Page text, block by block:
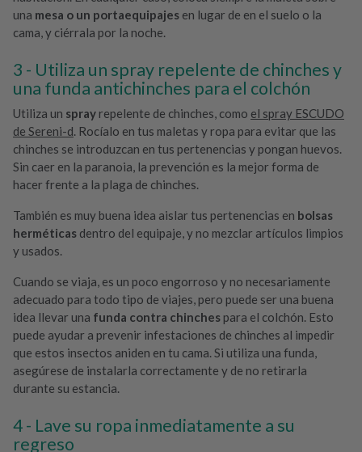
una mesa o un portaequipajes en lugar de en el suelo o la
cama, y ciérrala por la noche.
Utiliza un spray repelente de chinches y
una funda antichinches para el colchón
Utiliza un spray repelente de chinches, como el spray ESCUDO
de Sereni-d. Rocíalo en tus maletas y ropa para evitar que las
chinches se introduzcan en tus pertenencias y pongan huevos.
Sin caer en la paranoia, la prevención es la mejor forma de
hacer frente a la plaga de chinches.
También es muy buena idea aislar tus pertenencias en bolsas
herméticas dentro del equipaje, y no mezclar artículos limpios
y usados.
Cuando se viaja, es un poco engorroso y no necesariamente
adecuado para todo tipo de viajes, pero puede ser una buena
idea llevar una funda contra chinches para el colchón. Esto
puede ayudar a prevenir infestaciones de chinches al impedir
que estos insectos aniden en tu cama. Si utiliza una funda,
asegúrese de instalarla correctamente y de no retirarla
durante su estancia.
Lave su ropa inmediatamente a su
regreso